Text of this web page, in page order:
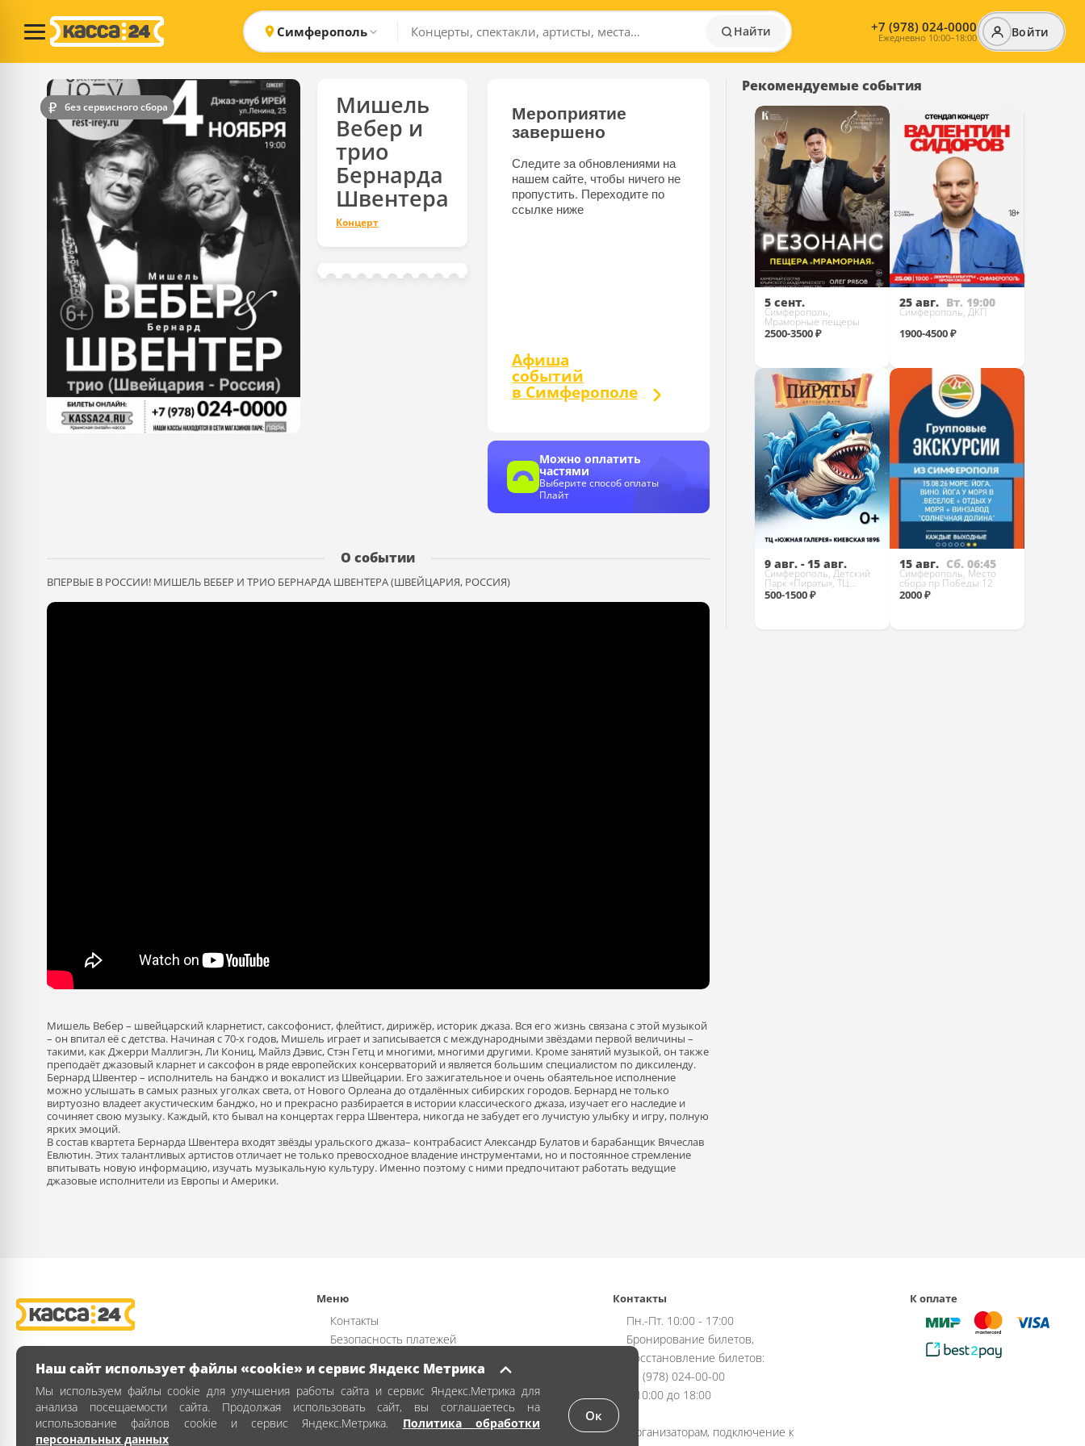
Симферополь Найти +7 (978) 024-0000
Ежедневно 10:00–18:00 Войти
без сервисного сбора Мишель
Вебер и
трио
Бернарда
Швентера
Концерт
Мероприятие
завершено
Следите за обновлениями на
нашем сайте, чтобы ничего не
пропустить. Переходите по
ссылке ниже
Афиша
событий
в Симферополе
Можно оплатить
частями
Выберите способ оплаты
Плайт
О событии
ВПЕРВЫЕ В РОССИИ! МИШЕЛЬ ВЕБЕР И ТРИО БЕРНАРДА ШВЕНТЕРА (ШВЕЙЦАРИЯ, РОССИЯ)
Мишель Вебер – швейцарский кларнетист, саксофонист, флейтист, дирижёр, историк джаза. Вся его жизнь связана с этой музыкой
– он впитал её с детства. Начиная с 70-х годов, Мишель играет и записывается с международными звёздами первой величины –
такими, как Джерри Маллигэн, Ли Кониц, Майлз Дэвис, Стэн Гетц и многими, многими другими. Кроме занятий музыкой, он также
преподаёт джазовый кларнет и саксофон в ряде европейских консерваторий и является большим специалистом по диксиленду.
Бернард Швентер – исполнитель на банджо и вокалист из Швейцарии. Его зажигательное и очень обаятельное исполнение
можно услышать в самых разных уголках света, от Нового Орлеана до отдалённых сибирских городов. Бернард не только
виртуозно владеет акустическим банджо, но и прекрасно разбирается в истории классического джаза, изучает его наследие и
сочиняет свою музыку. Каждый, кто бывал на концертах герра Швентера, никогда не забудет его лучистую улыбку и игру, полную
ярких эмоций.
В состав квартета Бернарда Швентера входят звёзды уральского джаза– контрабасист Александр Булатов и барабанщик Вячеслав
Евлютин. Этих талантливых артистов отличает не только превосходное владение инструментами, но и постоянное стремление
впитывать новую информацию, изучать музыкальную культуру. Именно поэтому с ними предпочитают работать ведущие
джазовые исполнители из Европы и Америки.
Рекомендуемые события
5 сент.
Симферополь,
Мраморные пещеры
2500-3500 ₽
Купить
25 авг. Вт. 19:00
Симферополь, ДКП
1900-4500 ₽
Купить
9 авг. - 15 авг.
Симферополь, Детский
Парк «Пираты», ТЦ
Южная галерея
500-1500 ₽
15 авг. Сб. 06:45
Симферополь, Место
сбора пр Победы 12
2000 ₽
Меню
Контакты
Безопасность платежей
Публичная оферта
Политика обработки персональных данных
Как заказать билет
Контакты
Пн.-Пт. 10:00 - 17:00
Бронирование билетов,
Восстановление билетов:
+7 (978) 024-00-00
с 10:00 до 18:00
Организаторам, подключение к
К оплате
Наш сайт использует файлы «cookie» и сервис Яндекс Метрика
Мы используем файлы cookie для улучшения работы сайта и сервис Яндекс.Метрика для
анализа посещаемости сайта. Продолжая использовать сайт, вы соглашаетесь на
использование файлов cookie и сервис Яндекс.Метрика. Политика обработки
персональных данных
Ок